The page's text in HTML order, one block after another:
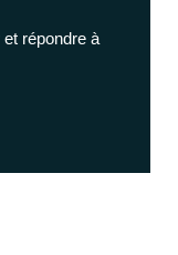
répondre à